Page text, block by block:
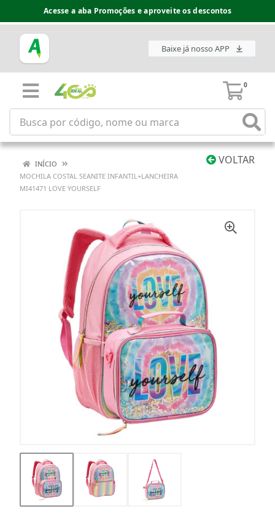
Acesse a aba Promoções e aproveite os descontos
Baixe já nosso APP
0
VOLTAR
INÍCIO
MOCHILA COSTAL SEANITE INFANTIL+LANCHEIRA
MI41471 LOVE YOURSELF